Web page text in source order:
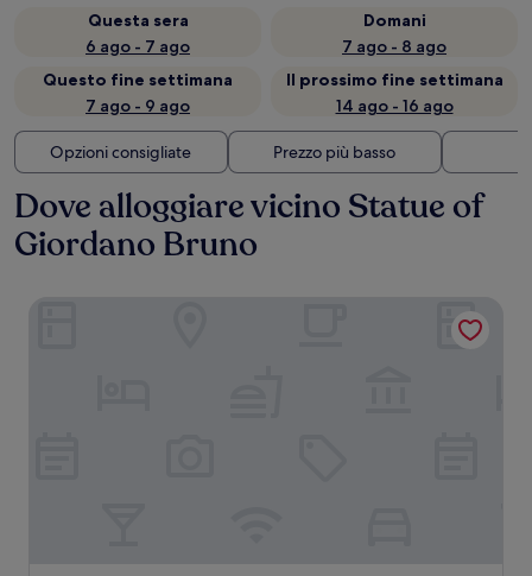
Questa sera
6 ago - 7 ago
Domani
7 ago - 8 ago
Questo fine settimana
7 ago - 9 ago
Il prossimo fine settimana
14 ago - 16 ago
Opzioni consigliate Prezzo più basso
Dove alloggiare vicino Statue of
Giordano Bruno
Trastevere Roma | UNA Esperienze | Preferred Hotels and